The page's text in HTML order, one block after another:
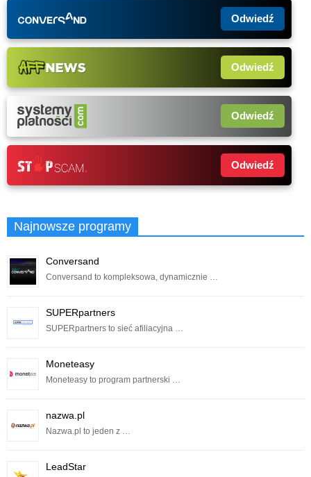
Odwiedź
Odwiedź
Odwiedź
Odwiedź
Najnowsze programy
Conversand
Conversand to kompleksowa, dynamicznie …
SUPERpartners
SUPERpartners to sieć afiliacyjna …
Moneteasy
Moneteasy to program partnerski …
nazwa.pl
Nazwa.pl to jeden z …
LeadStar